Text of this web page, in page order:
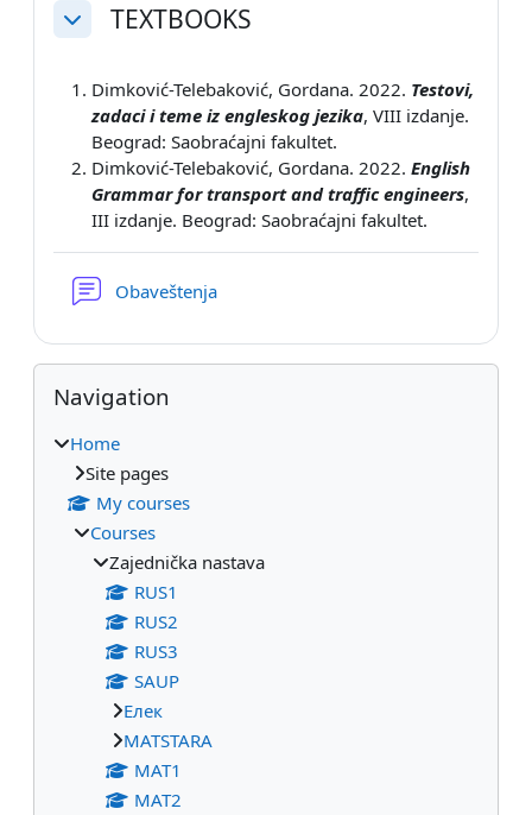
CollapseTEXTBOOKS
Dimković-Telebaković, Gordana. 2022. Testovi,
zadaci i teme iz engleskog jezika, VIII izdanje.
Beograd: Saobraćajni fakultet.
Dimković-Telebaković, Gordana. 2022. English
Grammar for transport and traffic engineers,
III izdanje. Beograd: Saobraćajni fakultet.
Obaveštenja
Blocks
Skip Navigation
Navigation
Home
Site pages
My courses
Courses
Zajednička nastava
RUS1
RUS2
RUS3
SAUP
Eлек
МАТSTARA
МАТ1
МАТ2